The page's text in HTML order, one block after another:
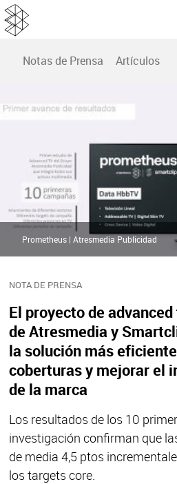
Notas de Prensa Artículos
NOTA DE PRENSA
El proyecto de advanced
de Atresmedia y
la solución más
coberturas y mejorar el
de la marca
Los resultados de los 10
investigación confirman que
de media 4,5 ptos
los targets core.
Prometheus | Atresmedia Publicidad